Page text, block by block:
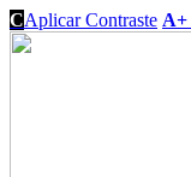
CAplicar Contraste A+